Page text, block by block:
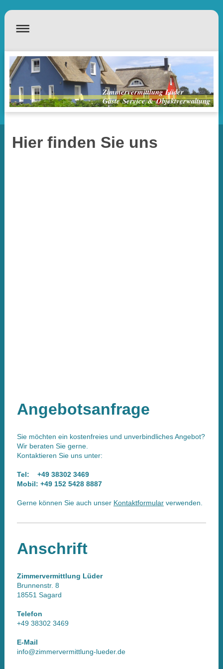
Zimmervermittlung Lüder
Gäste Service & Objektverwaltung
Hier finden Sie uns
Angebotsanfrage
Sie möchten ein kostenfreies und unverbindliches Angebot?
Wir beraten Sie gerne.
Kontaktieren Sie uns unter:
Tel: +49 38302 3469
Mobil: +49 152 5428 8887
Gerne können Sie auch unser Kontaktformularverwenden.
Anschrift
Zimmervermittlung Lüder
Brunnenstr. 8
18551 Sagard
Telefon
+49 38302 3469
E-Mail
info@zimmervermittlung-lueder.de